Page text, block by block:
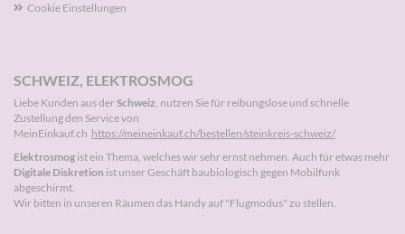
Cookie Einstellungen
SCHWEIZ, ELEKTROSMOG
Liebe Kunden aus derSchweiz, nutzen Sie für reibungslose und schnelle
Zustellung den Service von
MeinEinkauf.ch https://meineinkauf.ch/bestellen/steinkreis-schweiz/
Elektrosmog ist ein Thema, welches wir sehr ernst nehmen. Auch für etwas mehr
Digitale Diskretion ist unser Geschäft baubiologisch gegen Mobilfunk
abgeschirmt.
Wir bitten in unseren Räumen das Handy auf "Flugmodus" zu stellen.